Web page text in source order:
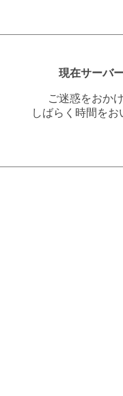
現在サーバ
ご迷惑をおか
しばらく時間を